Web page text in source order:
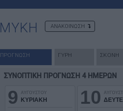
ΜΥΚΗ ΑΝΑΚΟΙΝΩΣΗ
ΠΡΟΓΝΩΣΗ ΓΥΡΗ ΣΚΟΝΗ
ΣΥΝΟΠΤΙΚΗ ΠΡΟΓΝΩΣΗ 4 ΗΜΕΡΩΝ
9 ΑΥΓΟΥΣΤΟΥ
ΚΥΡΙΑΚΗ 10